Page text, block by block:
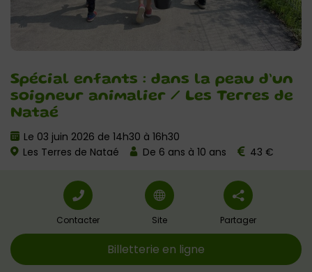
Spécial enfants : dans la peau d’un
soigneur animalier / Les Terres de
Nataé
Le 03 juin 2026 de 14h30 à 16h30
Les Terres de Nataé
De 6 ans à 10 ans 43 €
Contacter Site Partager
Billetterie en ligne